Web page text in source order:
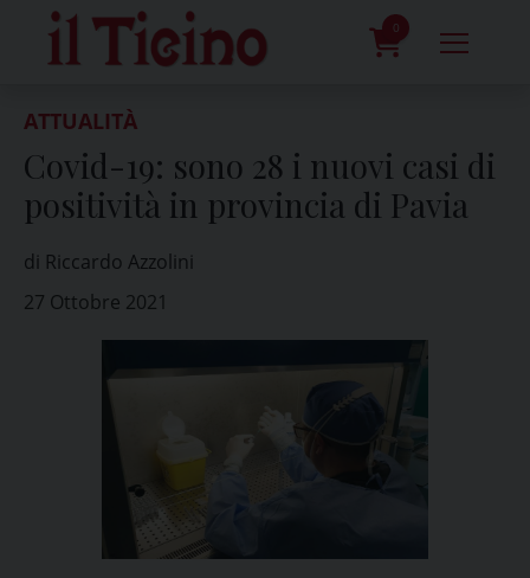
content
0
ATTUALITÀ
Covid-19: sono 28 i nuovi casi di
positività in provincia di Pavia
di Riccardo Azzolini
27 Ottobre 2021